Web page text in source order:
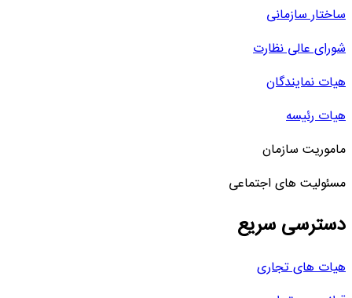
ساختار سازمانی
شورای عالی نظارت
هیات نمایندگان
هیات رئیسه
ماموریت سازمان
مسئولیت های اجتماعی
دسترسی سریع
هیات های تجاری